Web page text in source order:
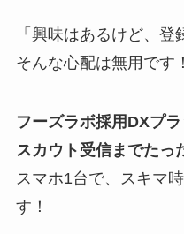
「興味はあるけど、
そんな心配は無用です！
フーズラボ採用DXプ
スカウト受信までたっ
スマホ1台で、スキマ
す！